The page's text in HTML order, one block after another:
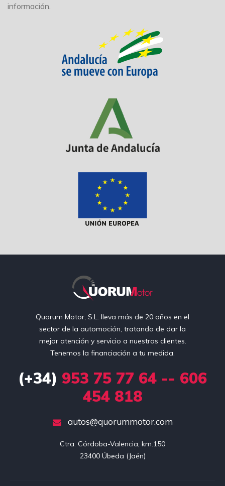
información.
Quorum Motor, S.L. lleva más de 20 años en el
sector de la automoción, tratando de dar la
mejor atención y servicio a nuestros clientes.
Tenemos la financiación a tu medida.
(+34) 953 75 77 64 -- 606
454 818
autos@quorummotor.com
Ctra. Córdoba-Valencia, km.150
23400 Úbeda (Jaén)